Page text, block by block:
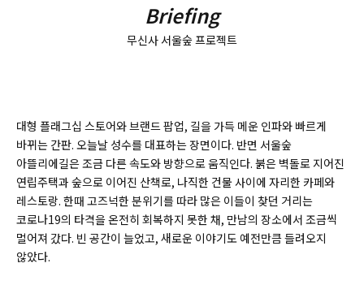
Briefing
무신사 서울숲 프로젝트
대형 플래그십 스토어와 브랜드 팝업, 길을 가득 메운 인파와 빠르게
바뀌는 간판. 오늘날 성수를 대표하는 장면이다. 반면 서울숲
아뜰리에길은 조금 다른 속도와 방향으로 움직인다. 붉은 벽돌로 지어진
연립주택과 숲으로 이어진 산책로, 나직한 건물 사이에 자리한 카페와
레스토랑. 한때 고즈넉한 분위기를 따라 많은 이들이 찾던 거리는
코로나19의 타격을 온전히 회복하지 못한 채, 만남의 장소에서 조금씩
멀어져 갔다. 빈 공간이 늘었고, 새로운 이야기도 예전만큼 들려오지
않았다.